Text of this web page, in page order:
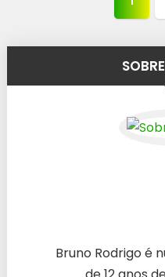
Bruno Rodrigo é